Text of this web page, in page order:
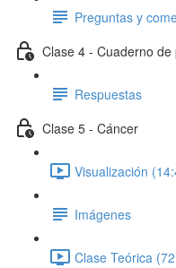
Preguntas y
Clase 4 - Cuaderno de
Respuestas
Clase 5 - Cáncer
Visualización
Imágenes
Clase Teórica